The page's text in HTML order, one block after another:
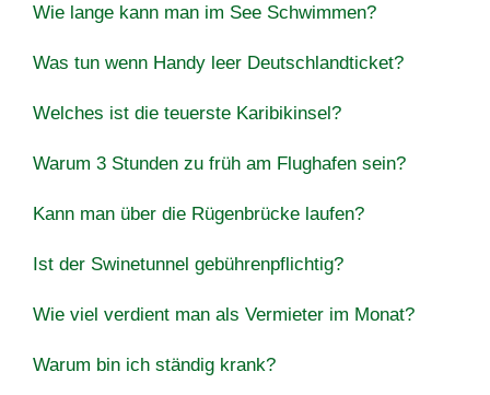
Wie lange kann man im See Schwimmen?
Was tun wenn Handy leer Deutschlandticket?
Welches ist die teuerste Karibikinsel?
Warum 3 Stunden zu früh am Flughafen sein?
Kann man über die Rügenbrücke laufen?
Ist der Swinetunnel gebührenpflichtig?
Wie viel verdient man als Vermieter im Monat?
Warum bin ich ständig krank?